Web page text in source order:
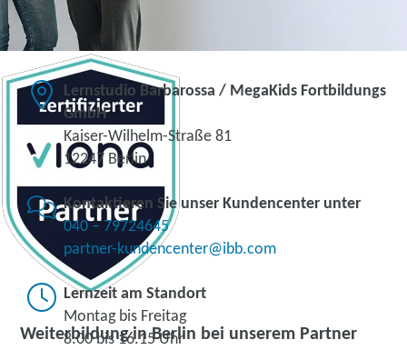
Weiterbildung in Berlin bei unserem Partner
Lernstudio Barbarossa / MegaKids Fortbildungs
GmbH
Kaiser-Wilhelm-Straße 81
12247 Berlin
Kontaktieren Sie unser Kundencenter unter
040 – 79724645
partner-kundencenter@ibb.com
Lernzeit am Standort
Montag bis Freitag
8.00 bis 16.15 Uhr